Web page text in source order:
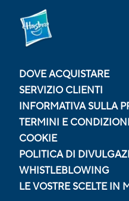
DOVE ACQUISTARE
SERVIZIO CLIENTI
INFORMATIVA SULLA
TERMINI E CONDIZIONI
COOKIE
POLITICA DI
WHISTLEBLOWING
LE VOSTRE SCELTE IN